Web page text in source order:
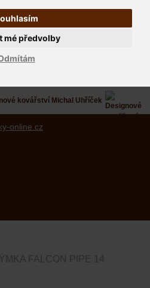
mé předvolby
kovářství Michal Uhříček
FALCON PIPE 14